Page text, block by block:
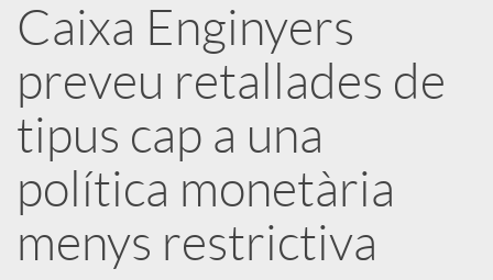
b
l
i
c
Caixa Enginyers
preveu retallades de
tipus cap a una
política monetària
menys restrictiva